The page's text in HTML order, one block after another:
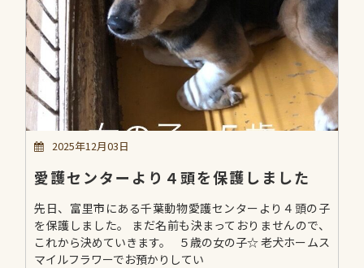
2025年12月03日
愛護センターより４頭を保護しました
先日、富里市にある千葉動物愛護センターより４頭の子
を保護しました。 まだ名前も決まっておりませんので、
これから決めていきます。 ５歳の女の子☆ 老犬ホームス
マイルフラワーでお預かりしてい